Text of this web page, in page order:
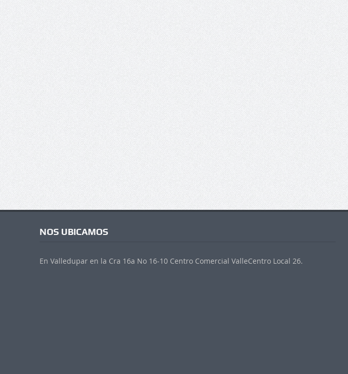
NOS UBICAMOS
En Valledupar en la Cra 16a No 16-10 Centro Comercial ValleCentro Local 26.